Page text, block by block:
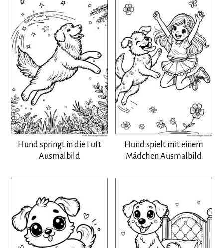
Hund springt in die Luft
Ausmalbild
Hund spielt mit einem
Mädchen Ausmalbild